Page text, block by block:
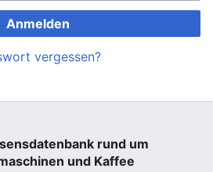
Anmelden
vergessen?
rund um
und Kaffee